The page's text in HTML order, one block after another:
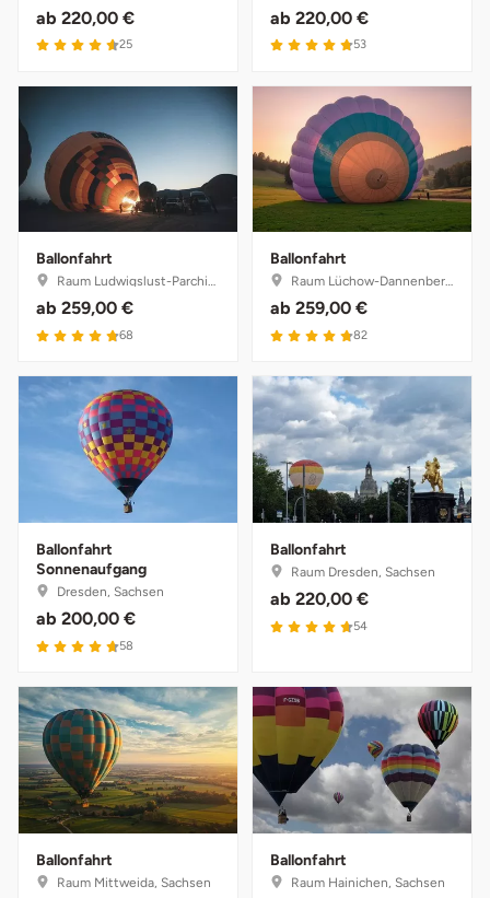
ab 220,00 €
4.6 von 5
25
ab 220,00 €
4.8 von 5
53
Ballonfahrt
Raum Ludwigslust-Parchim, Mecklenburg-Vorpommern
ab 259,00 €
4.8 von 5
68
Ballonfahrt
Raum Lüchow-Dannenberg, Niedersachsen
ab 259,00 €
4.8 von 5
82
Ballonfahrt
Sonnenaufgang
Dresden, Sachsen
ab 200,00 €
4.7 von 5
58
Ballonfahrt
Raum Dresden, Sachsen
ab 220,00 €
4.7 von 5
54
Ballonfahrt
Raum Mittweida, Sachsen
Ballonfahrt
Raum Hainichen, Sachsen